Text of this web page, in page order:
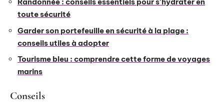
toute sécurité
Garder son portefeuille en sécurité à la plage :
conseils utiles à adopter
Tourisme bleu : comprendre cette forme de voyages
marins
Conseils